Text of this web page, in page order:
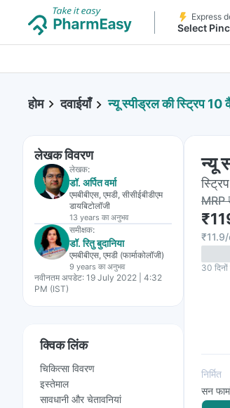
Express
Select
होम दवाईयाँ न्यू स्पीड्रल की स्ट्रिप 10
लेखक विवरण
लेखक:
डॉ. अर्पित वर्मा
एमबीबीएस, एमडी, सीसीईबीडीएम
डायबिटोलॉजी
13 years का अनुभव
समीक्षक:
डॉ. रितु बुदानिया
एमबीबीएस, एमडी (फार्माकोलॉजी)
9 years का अनुभव
नवीनतम अपडेट: 19 July 2022 | 4:32
PM (IST)
क्विक लिंक
चिकित्सा विवरण
इस्तेमाल
सावधानी और चेतावनियां
न्यू
MRP
₹
₹
30 दिनों
निर्मित
सन